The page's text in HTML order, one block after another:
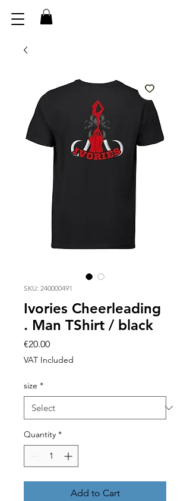
SKU: 240000491
Ivories Cheerleading
. Man TShirt / black
€20.00Price
VAT Included
size *
Quantity *
Add to Cart